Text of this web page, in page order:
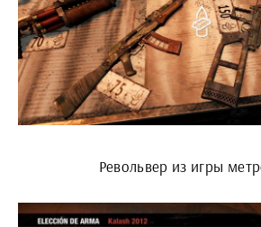
Револьвер из игры